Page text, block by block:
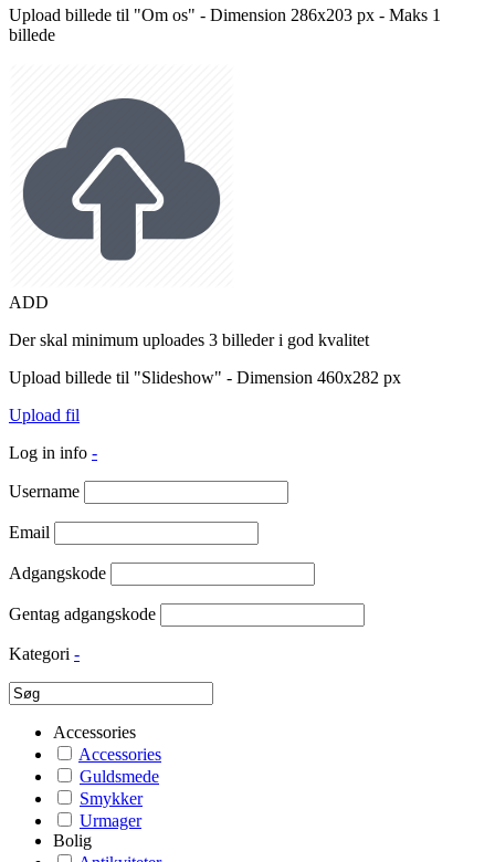
Upload billede til "Om os" - Dimension 286x203 px - Maks 1
billede
ADD
Der skal minimum uploades 3 billeder i god kvalitet
Upload billede til "Slideshow" - Dimension 460x282 px
Upload fil
Log in info -
Username
Email
Adgangskode
Gentag adgangskode
Kategori -
Accessories
Accessories
Guldsmede
Smykker
Urmager
Bolig